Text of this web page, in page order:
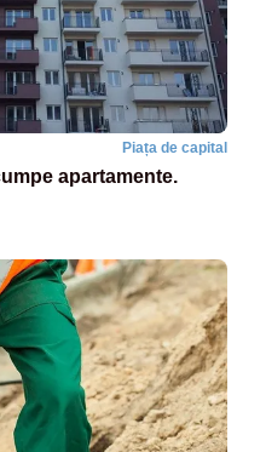
Piața de capital
apartamente.